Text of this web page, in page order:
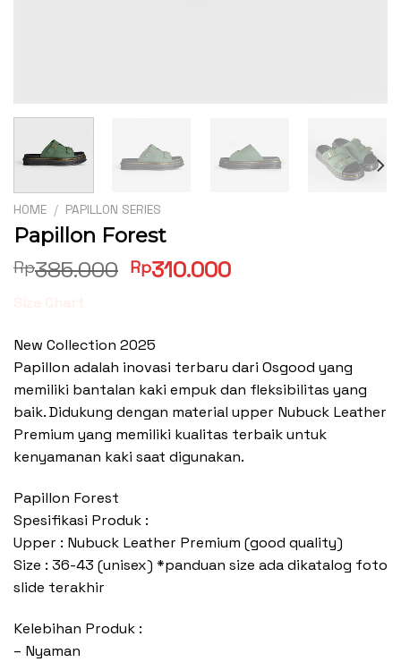
HOME / PAPILLON SERIES
Papillon Forest
Rp385.000 Original
Rp385.000.
Rp310.000Current
New Collection 2025
Papillon adalah inovasi terbaru dari Osgood yang
memiliki bantalan kaki empuk dan fleksibilitas yang
baik. Didukung dengan material upper Nubuck Leather
Premium yang memiliki kualitas terbaik untuk
kenyamanan kaki saat digunakan.
Papillon Forest
Spesifikasi Produk :
Upper : Nubuck Leather Premium (good quality)
Size : 36-43 (unisex) *panduan size ada dikatalog foto
slide terakhir
Kelebihan Produk :
– Nyaman